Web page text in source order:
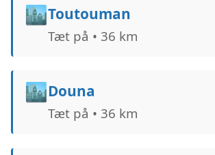
🏙️Toutouman
Tæt på • 36 km
🏙️Douna
Tæt på • 36 km